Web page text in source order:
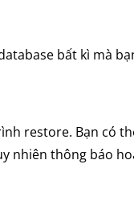
bất kì mà
restore. Bạn có
nhiên thông báo